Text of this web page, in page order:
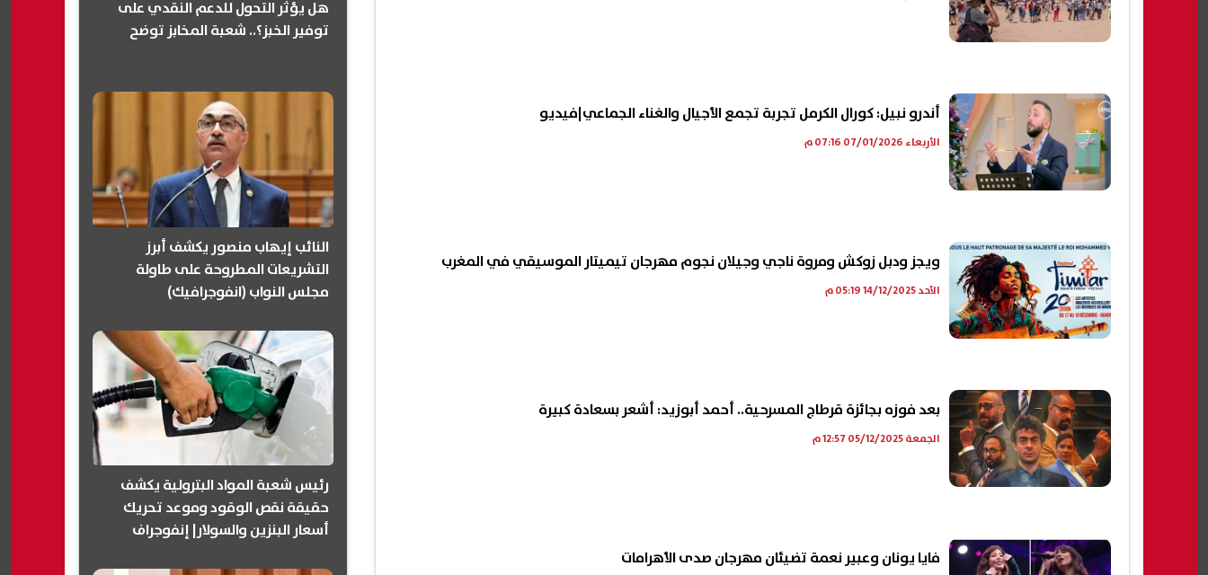
أندرو نبيل: كورال الكرمل تجربة تجمع الأجيال والغناء الجماعي|فيديو
الأربعاء 07/01/2026 07:16 م
ويجز ودبل زوكش ومروة ناجي وجيلان نجوم مهرجان تيميتار الموسيقي في المغرب
الأحد 14/12/2025 05:19 م
بعد فوزه بجائزة قرطاج المسرحية.. أحمد أبوزيد: أشعر بسعادة كبيرة
الجمعة 05/12/2025 12:57 م
فايا يونان وعبير نعمة تضيئان مهرجان صدى الأهرامات
هل يؤثر التحول للدعم النقدي على
توفير الخبز؟.. شعبة المخابز توضح
النائب إيهاب منصور يكشف أبرز
التشريعات المطروحة على طاولة
مجلس النواب (انفوجرافيك)
رئيس شعبة المواد البترولية يكشف
حقيقة نقص الوقود وموعد تحريك
أسعار البنزين والسولار| إنفوجراف